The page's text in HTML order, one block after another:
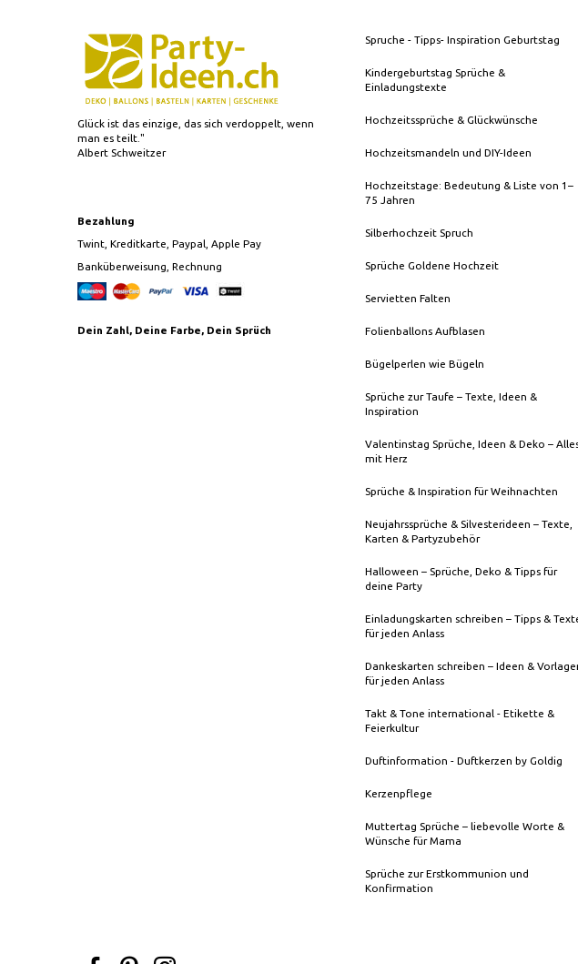
Glück ist das einzige, das sich verdoppelt, wenn
man es teilt."
Albert Schweitzer
Bezahlung
Twint, Kreditkarte, Paypal, Apple Pay
Banküberweisung, Rechnung
Dein Zahl, Deine Farbe, Dein Sprüch
Spruche - Tipps- Inspiration Geburtstag
Kindergeburtstag Sprüche &
Einladungstexte
Hochzeitssprüche & Glückwünsche
Hochzeitsmandeln und DIY-Ideen
Hochzeitstage: Bedeutung & Liste von 1–
75 Jahren
Silberhochzeit Spruch
Sprüche Goldene Hochzeit
Servietten Falten
Folienballons Aufblasen
Bügelperlen wie Bügeln
Sprüche zur Taufe – Texte, Ideen &
Inspiration
Valentinstag Sprüche, Ideen & Deko –
mit Herz
Sprüche & Inspiration für Weihnachten
Neujahrssprüche & Silvesterideen – Texte,
Karten & Partyzubehör
Halloween – Sprüche, Deko & Tipps für
deine Party
Einladungskarten schreiben – Tipps &
für jeden Anlass
Dankeskarten schreiben – Ideen &
für jeden Anlass
Takt & Tone international - Etikette &
Feierkultur
Duftinformation - Duftkerzen by Goldig
Kerzenpflege
Muttertag Sprüche – liebevolle Worte &
Wünsche für Mama
Sprüche zur Erstkommunion und
Konfirmation